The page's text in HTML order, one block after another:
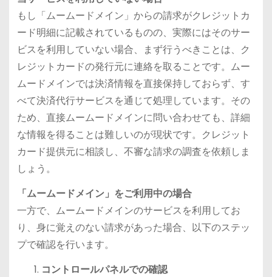
もし「ムームードメイン」からの請求がクレジットカ
ード明細に記載されているものの、実際にはそのサー
ビスを利用していない場合、まず行うべきことは、ク
レジットカードの発行元に連絡を取ることです。ムー
ムードメインでは決済情報を直接保持しておらず、す
べて決済代行サービスを通じて処理しています。その
ため、直接ムームードメインに問い合わせても、詳細
な情報を得ることは難しいのが現状です。クレジット
カード提供元に相談し、不審な請求の調査を依頼しま
しょう。
「ムームードメイン」をご利用中の場合
一方で、ムームードメインのサービスを利用してお
り、身に覚えのない請求があった場合、以下のステッ
プで確認を行います。
コントロールパネルでの確認